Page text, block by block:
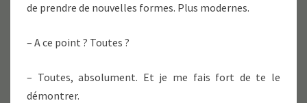
de prendre de nouvelles formes. Plus modernes.
– A ce point ? Toutes ?
– Toutes, absolument. Et je me fais fort de te le
démontrer.